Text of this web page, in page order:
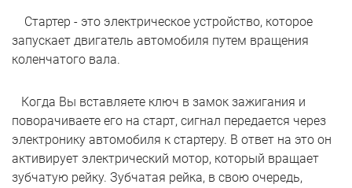
Стартер - это электрическое устройство, которое
запускает двигатель автомобиля путем вращения
коленчатого вала.
Когда Вы вставляете ключ в замок зажигания и
поворачиваете его на старт, сигнал передается через
электронику автомобиля к стартеру. В ответ на это он
активирует электрический мотор, который вращает
зубчатую рейку. Зубчатая рейка, в свою очередь,